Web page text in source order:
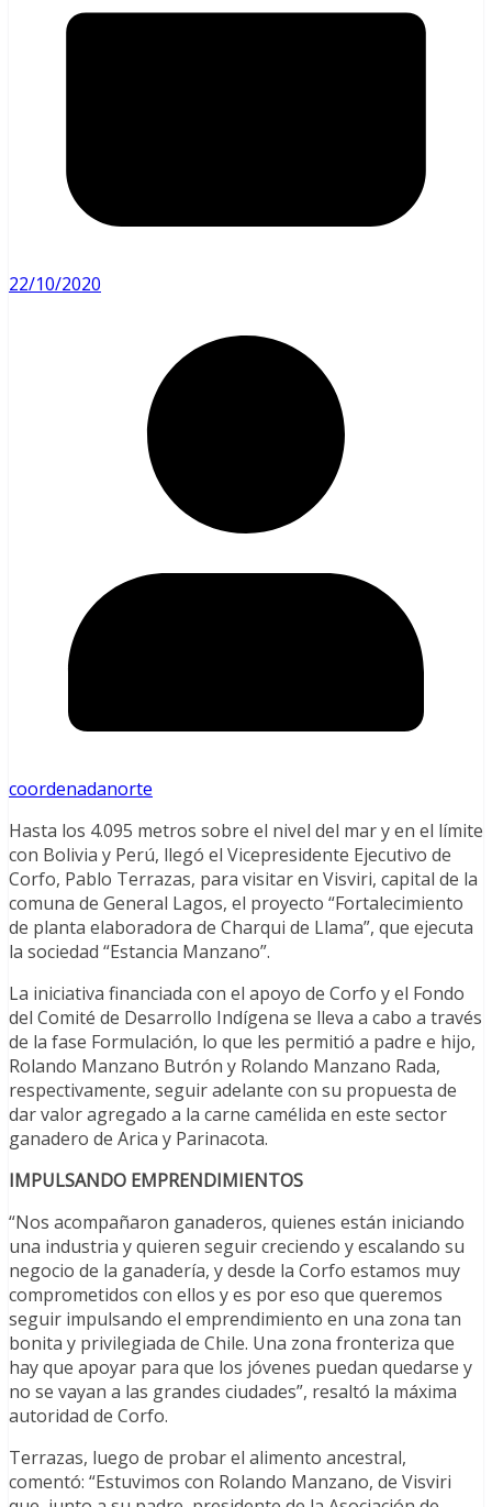
22/10/2020
coordenadanorte
Hasta los 4.095 metros sobre el nivel del mar y en el límite
con Bolivia y Perú, llegó el Vicepresidente Ejecutivo de
Corfo, Pablo Terrazas, para visitar en Visviri, capital de la
comuna de General Lagos, el proyecto “Fortalecimiento
de planta elaboradora de Charqui de Llama”, que ejecuta
la sociedad “Estancia Manzano”.
La iniciativa financiada con el apoyo de Corfo y el Fondo
del Comité de Desarrollo Indígena se lleva a cabo a través
de la fase Formulación, lo que les permitió a padre e hijo,
Rolando Manzano Butrón y Rolando Manzano Rada,
respectivamente, seguir adelante con su propuesta de
dar valor agregado a la carne camélida en este sector
ganadero de Arica y Parinacota.
IMPULSANDO EMPRENDIMIENTOS
“Nos acompañaron ganaderos, quienes están iniciando
una industria y quieren seguir creciendo y escalando su
negocio de la ganadería, y desde la Corfo estamos muy
comprometidos con ellos y es por eso que queremos
seguir impulsando el emprendimiento en una zona tan
bonita y privilegiada de Chile. Una zona fronteriza que
hay que apoyar para que los jóvenes puedan quedarse y
no se vayan a las grandes ciudades”, resaltó la máxima
autoridad de Corfo.
Terrazas, luego de probar el alimento ancestral,
comentó: “Estuvimos con Rolando Manzano, de Visviri